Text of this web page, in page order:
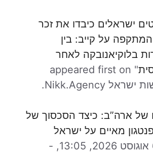
ישראלים כיבדו את זכר
על קייב: בין
בלוקיאנובקה לאחר
" appeared first on
של ארה”ב: כיצד הסכסוך של
מאיים על ישראל
-